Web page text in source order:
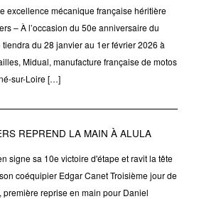
excellence mécanique française héritière
– À l’occasion du 50e anniversaire du
du 28 janvier au 1er février 2026 à
Midual, manufacture française de motos
sur-Loire […]
REPREND LA MAIN À ALULA
signe sa 10e victoire d'étape et ravit la tête
coéquipier Edgar Canet Troisième jour de
reprise en main pour Daniel